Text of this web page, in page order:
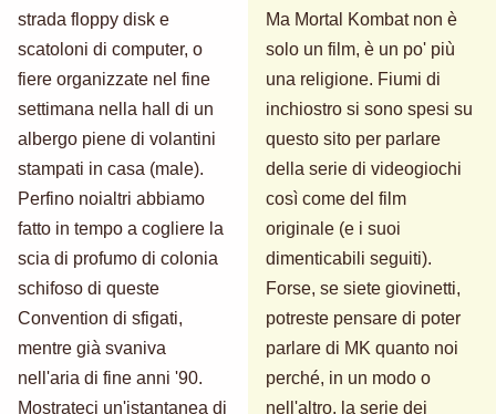
strada floppy disk e
scatoloni di computer, o
fiere organizzate nel fine
settimana nella hall di un
albergo piene di volantini
stampati in casa (male).
Perfino noialtri abbiamo
fatto in tempo a cogliere la
scia di profumo di colonia
schifoso di queste
Convention di sfigati,
mentre già svaniva
nell'aria di fine anni '90.
Mostrateci un'istantanea di
Ma Mortal Kombat non è
solo un film, è un po' più
una religione. Fiumi di
inchiostro si sono spesi su
questo sito per parlare
della serie di videogiochi
così come del film
originale (e i suoi
dimenticabili seguiti).
Forse, se siete giovinetti,
potreste pensare di poter
parlare di MK quanto noi
perché, in un modo o
nell'altro, la serie dei